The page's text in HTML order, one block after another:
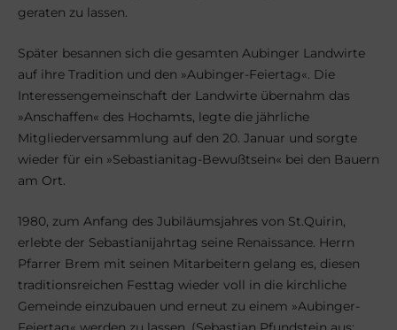
geraten zu lassen.
Später besannen sich die gesamten Aubinger Landwirte
auf ihre Tradition und den »Aubinger-Feiertag«. Die
Interessengemeinschaft der Landwirte übernahm das
»Anschaffen« des Hochamts, legte die jährliche
Mitgliederversammlung auf den 20. Januar und sorgte
wieder für ein »Sebastianitag-Bewußtsein« bei den Bauern
am Ort.
1980, zum Anfang des Jubiläumsjahres von St.Quirin,
erlebte der Sebastianijahrtag seine Renaissance. Herrn
Pfarrer Brem mit seinen Mitarbeitern gelang es, diesen
traditionsreichen Festtag wieder voll in die kirchliche
Gemeinde einzubauen und erneut zu einem »Aubinger-